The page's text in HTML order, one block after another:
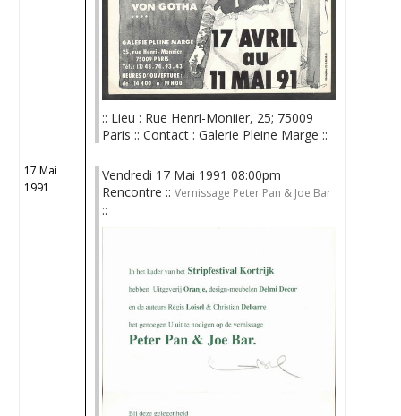
:: Lieu : Rue Henri-Moniier, 25; 75009
Paris :: Contact : Galerie Pleine Marge ::
17 Mai
1991
Vendredi 17 Mai 1991 08:00pm
Rencontre ::Vernissage Peter Pan & Joe Bar
::